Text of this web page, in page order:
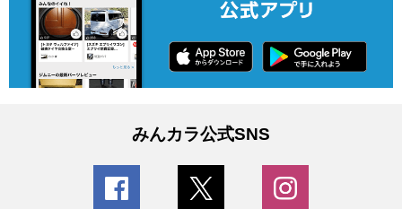
みんカラ公式SNS